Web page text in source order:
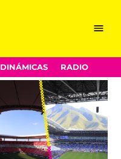
Menu
DINÁMICAS RADIO